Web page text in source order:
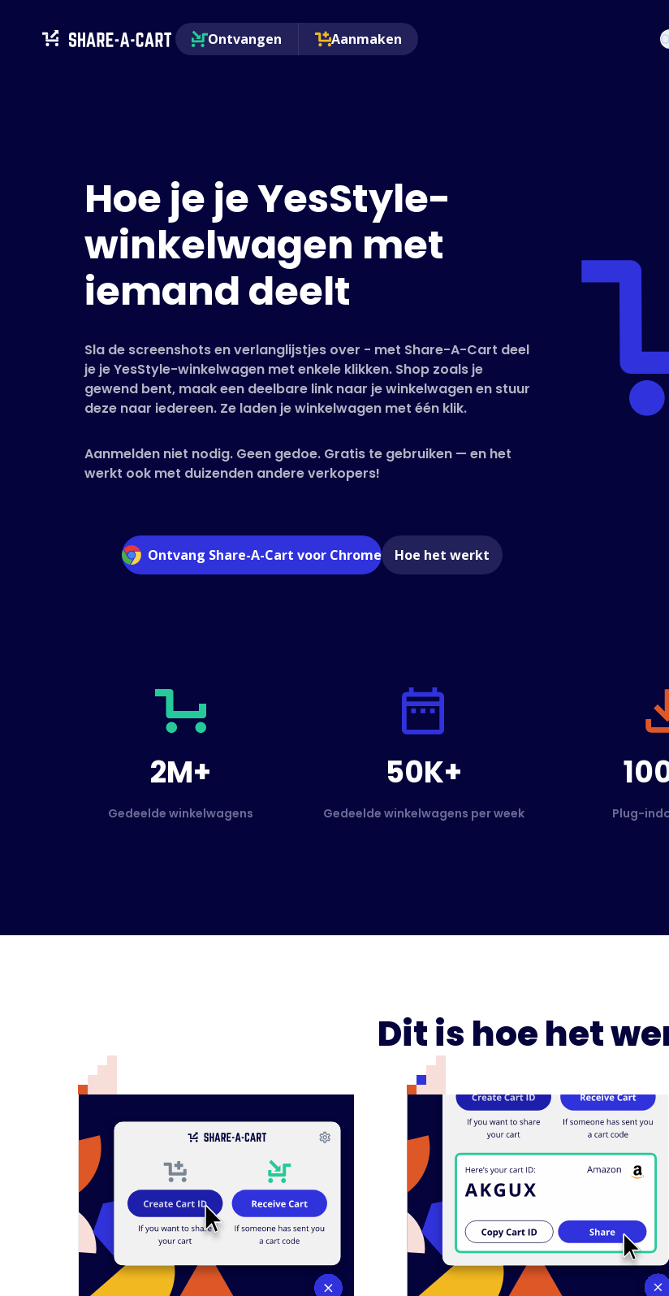
Ontvangen Aanmaken
Hoe je je YesStyle-
winkelwagen met
iemand deelt
Sla de screenshots en verlanglijstjes over - met Share-A-Cart deel
je je YesStyle-winkelwagen met enkele klikken. Shop zoals je
gewend bent, maak een deelbare link naar je winkelwagen en stuur
deze naar iedereen. Ze laden je winkelwagen met één klik.
Aanmelden niet nodig. Geen gedoe. Gratis te gebruiken — en het
werkt ook met duizenden andere verkopers!
Ontvang Share-A-Cart voor Chrome Hoe het werkt
2M+
Gedeelde winkelwagens
50K+
Gedeelde winkelwagens per week Plug-
Dit is hoe het